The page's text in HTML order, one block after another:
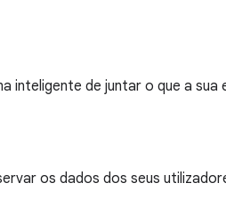
de juntar o que a
os dados dos seus